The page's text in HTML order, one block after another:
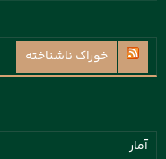
خوراک ناشناخته
آمار